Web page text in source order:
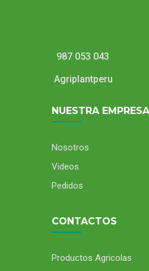
987 053 043
Agriplantperu
NUESTRA EMPRESA
Nosotros
Videos
Pedidos
CONTACTOS
Productos Agricolas